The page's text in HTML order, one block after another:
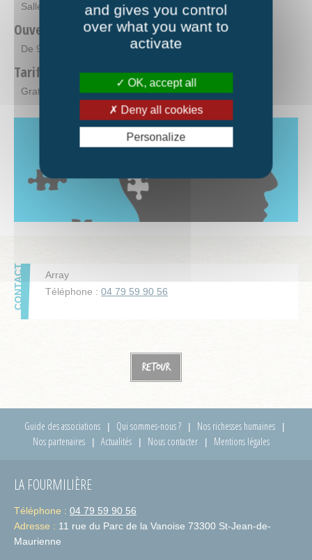
Salle multi-activités – Sans inscription
Ouverture
De 9h30 à 11h30
Tarifs
Gratuit.
Array
Téléphone : 04 79 59 90 56
Retour
Guide des associations Qui sommes-nous ?
Nos richesses humaines
Nos partenaires
Actualités Nous contacter Mentions légales
LA FOURMILIÈRE
Téléphone : 04 79 59 90 56
Adresse : 11 rue du Parc de la Vanoise 73300 St-Jean-de-
Maurienne
and gives you control
over what you want to
activate
OK, accept all
Deny all cookies
Personalize